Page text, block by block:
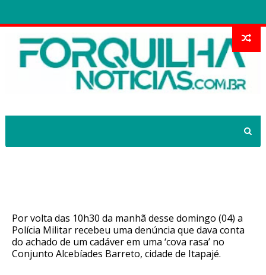
Por volta das 10h30 da manhã desse domingo (04) a
Polícia Militar recebeu uma denúncia que dava conta
do achado de um cadáver em uma ‘cova rasa’ no
Conjunto Alcebíades Barreto, cidade de Itapajé.